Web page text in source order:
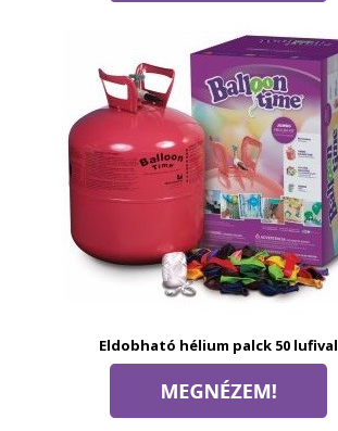
Eldobható hélium palck 50 lufival